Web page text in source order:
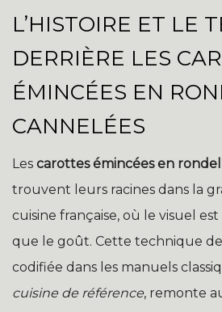
L’HISTOIRE ET LE
DERRIÈRE LES
ÉMINCÉES EN
CANNELÉES
Les carottes émincées en
trouvent leurs racines dans la
cuisine française, où le visuel
que le goût. Cette technique
codifiée dans les manuels
cuisine de référence, remonte